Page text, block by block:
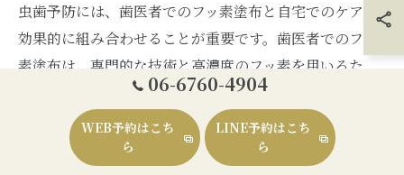
虫歯予防には、歯医者でのフッ素塗布と自宅でのケアを
効果的に組み合わせることが重要です。歯医者でのフッ
素塗布は、専門的な技術と高濃度のフッ素を用いるた
め、エナメル質を強化し、虫歯の進行を防ぐ効果が期待
できます。特に、リスクの高い子どもや成人にとっては
欠かせません。一方、自宅でのケアとしては、フッ素入
06-6760-4904
WEB予約はこち
ら
LINE予約はこち
ら